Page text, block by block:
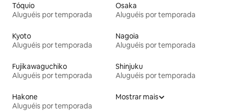
Tóquio
Aluguéis por temporada
Osaka
Aluguéis por temporada
Kyoto
Aluguéis por temporada
Nagoia
Aluguéis por temporada
Fujikawaguchiko
Aluguéis por temporada
Shinjuku
Aluguéis por temporada
Hakone
Aluguéis por temporada
Mostrar mais